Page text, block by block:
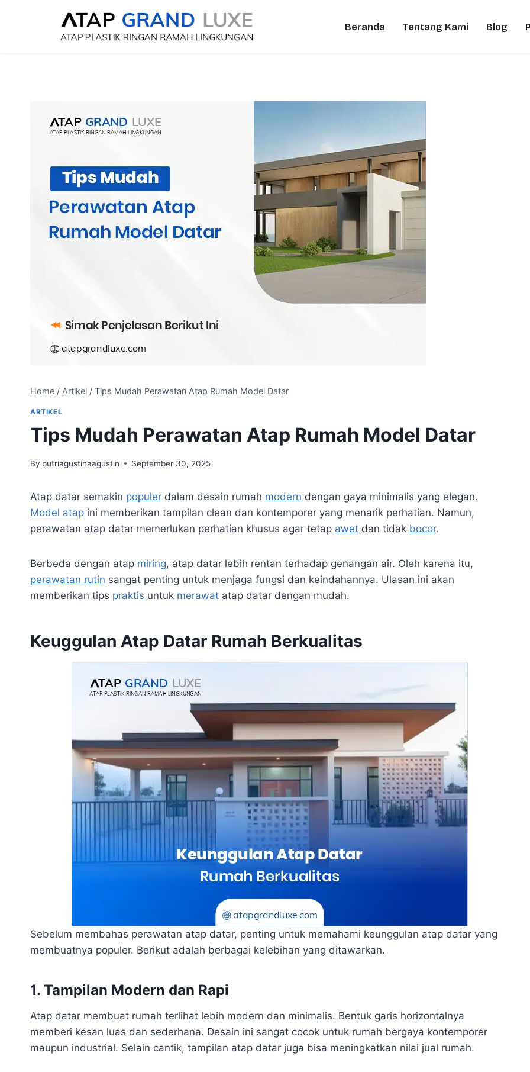
Beranda Tentang Kami Blog
Home / Artikel / Tips Mudah Perawatan Atap Rumah Model Datar
ARTIKEL
Tips Mudah Perawatan Atap Rumah Model Datar
By putriagustinaagustin September 30, 2025
Atap datar semakin populer dalam desain rumah modern dengan gaya minimalis yang elegan.
Model atap ini memberikan tampilan clean dan kontemporer yang menarik perhatian. Namun,
perawatan atap datar memerlukan perhatian khusus agar tetap awet dan tidak bocor.
Berbeda dengan atap miring, atap datar lebih rentan terhadap genangan air. Oleh karena itu,
perawatan rutin sangat penting untuk menjaga fungsi dan keindahannya. Ulasan ini akan
memberikan tips praktis untuk merawat atap datar dengan mudah.
Keuggulan Atap Datar Rumah Berkualitas
Sebelum membahas perawatan atap datar, penting untuk memahami keunggulan atap datar yang
membuatnya populer. Berikut adalah berbagai kelebihan yang ditawarkan.
1. Tampilan Modern dan Rapi
Atap datar membuat rumah terlihat lebih modern dan minimalis. Bentuk garis horizontalnya
memberi kesan luas dan sederhana. Desain ini sangat cocok untuk rumah bergaya kontemporer
maupun industrial. Selain cantik, tampilan atap datar juga bisa meningkatkan nilai jual rumah.